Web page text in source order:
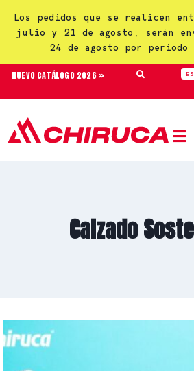
Los pedidos que se realicen
julio y 21 de agosto, serán
24 de agosto por periodo
NUEVO CATÁLOGO 2026 »
Calzado